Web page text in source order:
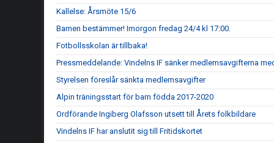
Kallelse: Årsmöte 15/6
Barnen bestämmer! Imorgon fredag 24/4 kl 17:00.
Fotbollsskolan är tillbaka!
Pressmeddelande: Vindelns IF sänker medlemsavgifterna
Styrelsen föreslår sänkta medlemsavgifter
Alpin träningsstart för barn födda 2017-2020
Ordförande Ingiberg Olafsson utsett till Årets folkbildare
Vindelns IF har anslutit sig till Fritidskortet